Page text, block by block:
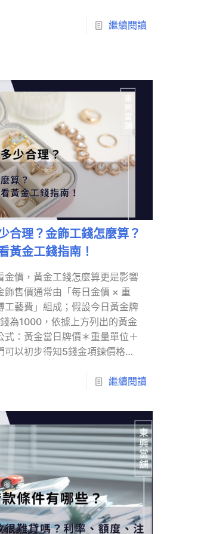
繼續閱讀
合理？金飾工錢怎麼算？
黃金工錢指南！
金價，黃金工錢怎麼算更是影響
飾售價通常由「每日金價 × 重
工藝費」組成；假設今日黃金牌
為1000，依據上方列出的黃金
式：黃金當日牌價＊重量單位＋
可以初步得知5錢金項鍊價格
繼續閱讀